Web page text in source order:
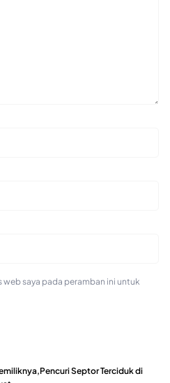
web saya pada peramban ini untuk
Septor Terciduk di